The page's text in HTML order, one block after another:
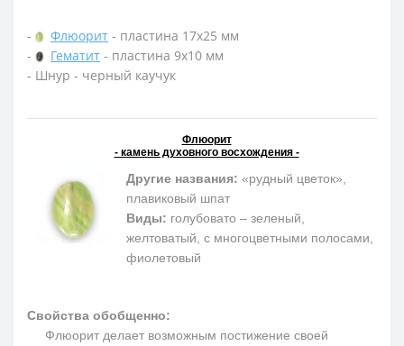
- Флюорит - пластина 17х25 мм
-
Гематит - пластина 9х10 мм
- Шнур - черный каучук
Флюорит
- камень духовного восхождения -
Другие названия: «рудный цветок»,
плавиковый шпат
Виды: голубовато – зеленый,
желтоватый, с многоцветными полосами,
фиолетовый
Свойства обобщенно:
Флюорит делает возможным постижение своей